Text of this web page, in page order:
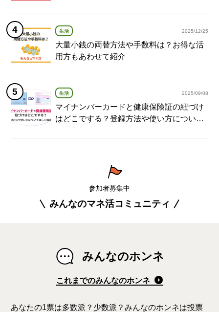
生活 2025/12/25
大量小銭の両替方法や手数料は？お得な活
用方もあわせて紹介
生活 2025/09/08
マイナンバーカードと健康保険証の紐づけ
はどこでする？登録方法や使い方について
参加者募集中
みんなのマネ活コミュニティ
みんなのホンネ
これまでのみんなのホンネ
あなたの1票は多数派？少数派？みんなのホンネは投票